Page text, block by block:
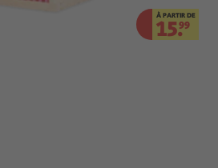
À PARTIR DE
15.99